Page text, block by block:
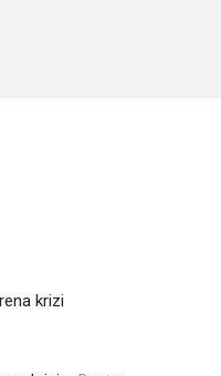
krizi